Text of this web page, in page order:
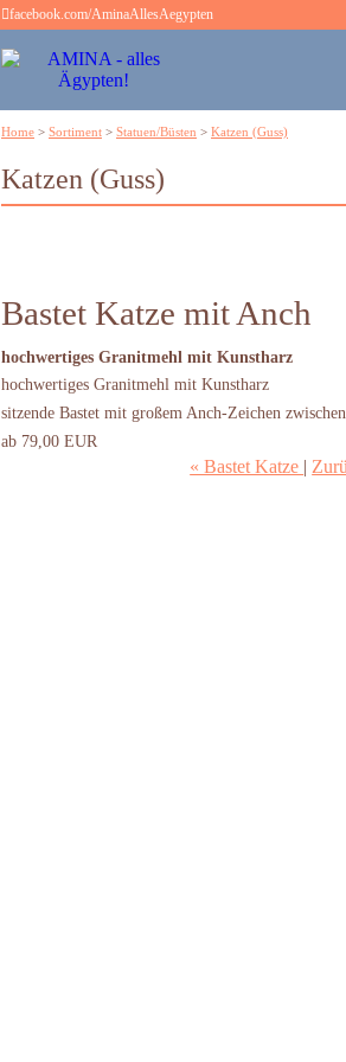
facebook.com/AminaAllesAegypten
Home > Sortiment > Statuen/Büsten > Katzen (Guss)
Katzen (Guss)
Bastet Katze mit Anch
hochwertiges Granitmehl mit Kunstharz
hochwertiges Granitmehl mit Kunstharz
sitzende Bastet mit großem Anch-Zeichen
ab 79,00 EUR
« Bastet Katze |